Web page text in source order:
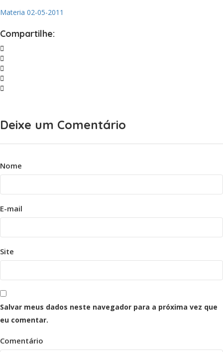
Materia 02-05-2011
Compartilhe:
Deixe um Comentário
Nome
E-mail
Site
Salvar meus dados neste navegador para a próxima vez que
eu comentar.
Comentário